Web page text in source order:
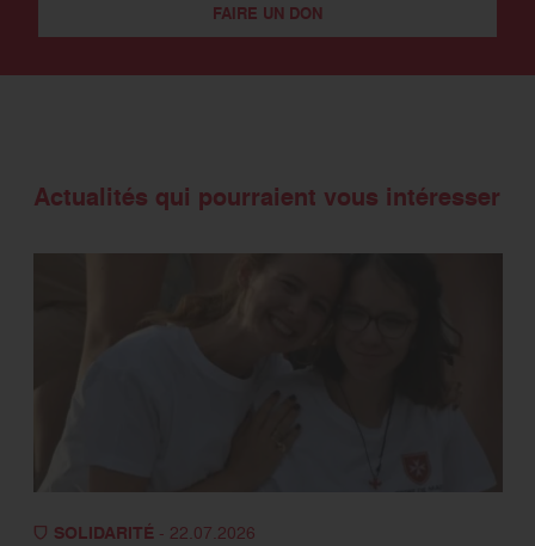
FAIRE UN DON
Actualités qui pourraient vous intéresser
SOLIDARITÉ- 22.07.2026